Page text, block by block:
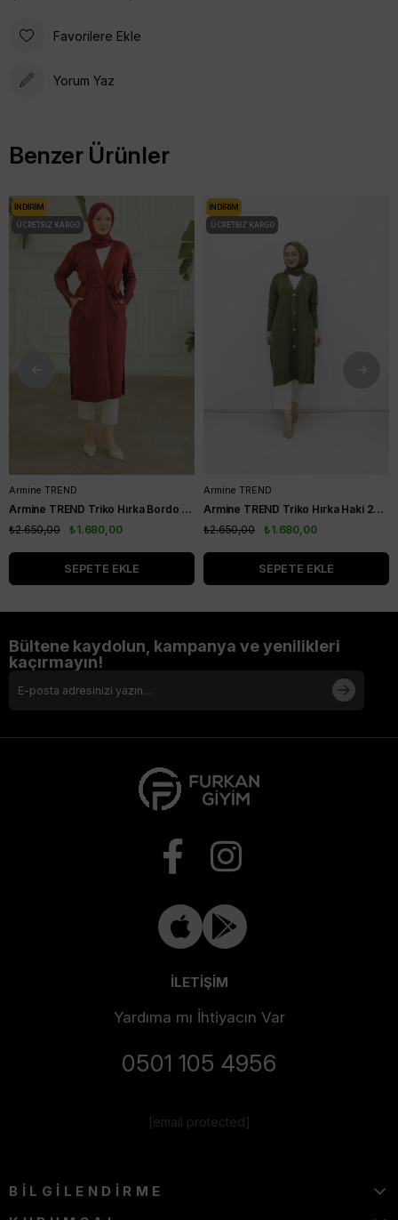
Favorilere Ekle
Yorum Yaz
Benzer Ürünler
Armine TREND
Armine TREND Triko Hırka Bordo 24KTD501
₺1.680,00
₺2.650,00
SEPETE EKLE
İNDIRIM
ÜCRETSIZ KARGO
Armine TREND
Armine TREND Triko Hırka Haki 24KTD502
₺1.680,00
₺2.650,00
SEPETE EKLE
İNDIRIM
ÜCRETSIZ KARGO
Bültene kaydolun, kampanya ve yenilikleri
kaçırmayın!
İLETİŞİM
Yardıma mı İhtiyacın Var
0501 105 4956
[email protected]
BİLGİLENDİRME